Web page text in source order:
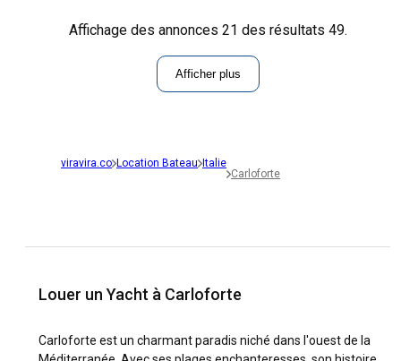
Affichage des annonces 21 des résultats 49.
Afficher plus
viravira.co Location Bateau Italie
Carloforte
Louer un Yacht à Carloforte
Carloforte est un charmant paradis niché dans l'ouest de la